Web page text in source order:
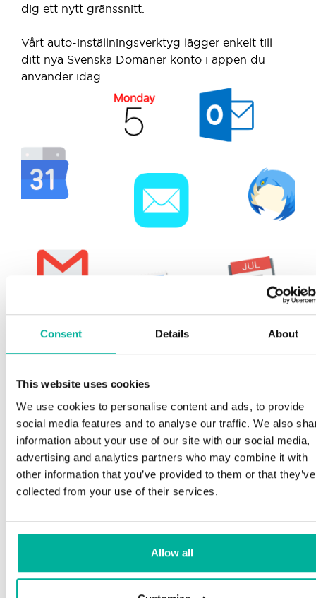
Consent Details About
This website uses cookies
We use cookies to personalise content and ads, to provide
social media features and to analyse our traffic. We also
information about your use of our site with our social media,
advertising and analytics partners who may combine it with
other information that you’ve provided to them or that they’ve
collected from your use of their services.
Allow all
dig ett nytt gränssnitt.
Vårt auto-inställningsverktyg lägger enkelt till
ditt nya Svenska Domäner konto i appen du
använder idag.